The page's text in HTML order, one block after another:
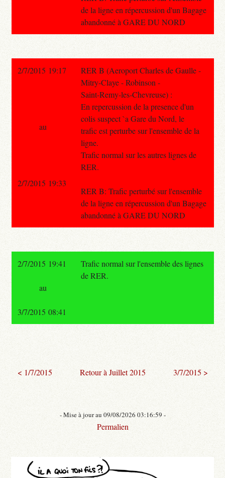
de la ligne en répercussion d'un Bagage
abandonné à GARE DU NORD
2/7/2015 19:17
RER B (Aeroport Charles de Gaulle -
Mitry-Claye - Robinson -
Saint-Remy-les-Chevreuse) :
En repercussion de la presence d'un
colis suspect `a Gare du Nord, le
trafic est perturbe sur l'ensemble de la
ligne.
Trafic normal sur les autres lignes de
RER.
RER B: Trafic perturbé sur l'ensemble
de la ligne en répercussion d'un Bagage
abandonné à GARE DU NORD
au
2/7/2015 19:33
2/7/2015 19:41
Trafic normal sur l'ensemble des lignes
de RER.
au
3/7/2015 08:41
< 1/7/2015 Retour à Juillet 2015 3/7/2015 >
- Mise à jour au 09/08/2026 03:16:59 -
Permalien